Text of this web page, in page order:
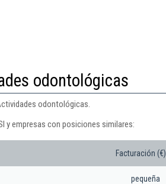
odontológicas
odontológicas.
y empresas con posiciones similares:
Facturación (€)
pequeña